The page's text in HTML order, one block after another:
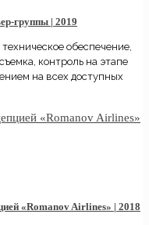
группы | 2019
обеспечение,
контроль на этапе
на всех доступных
«Romanov Airlines»
«Romanov Airlines» | 2018